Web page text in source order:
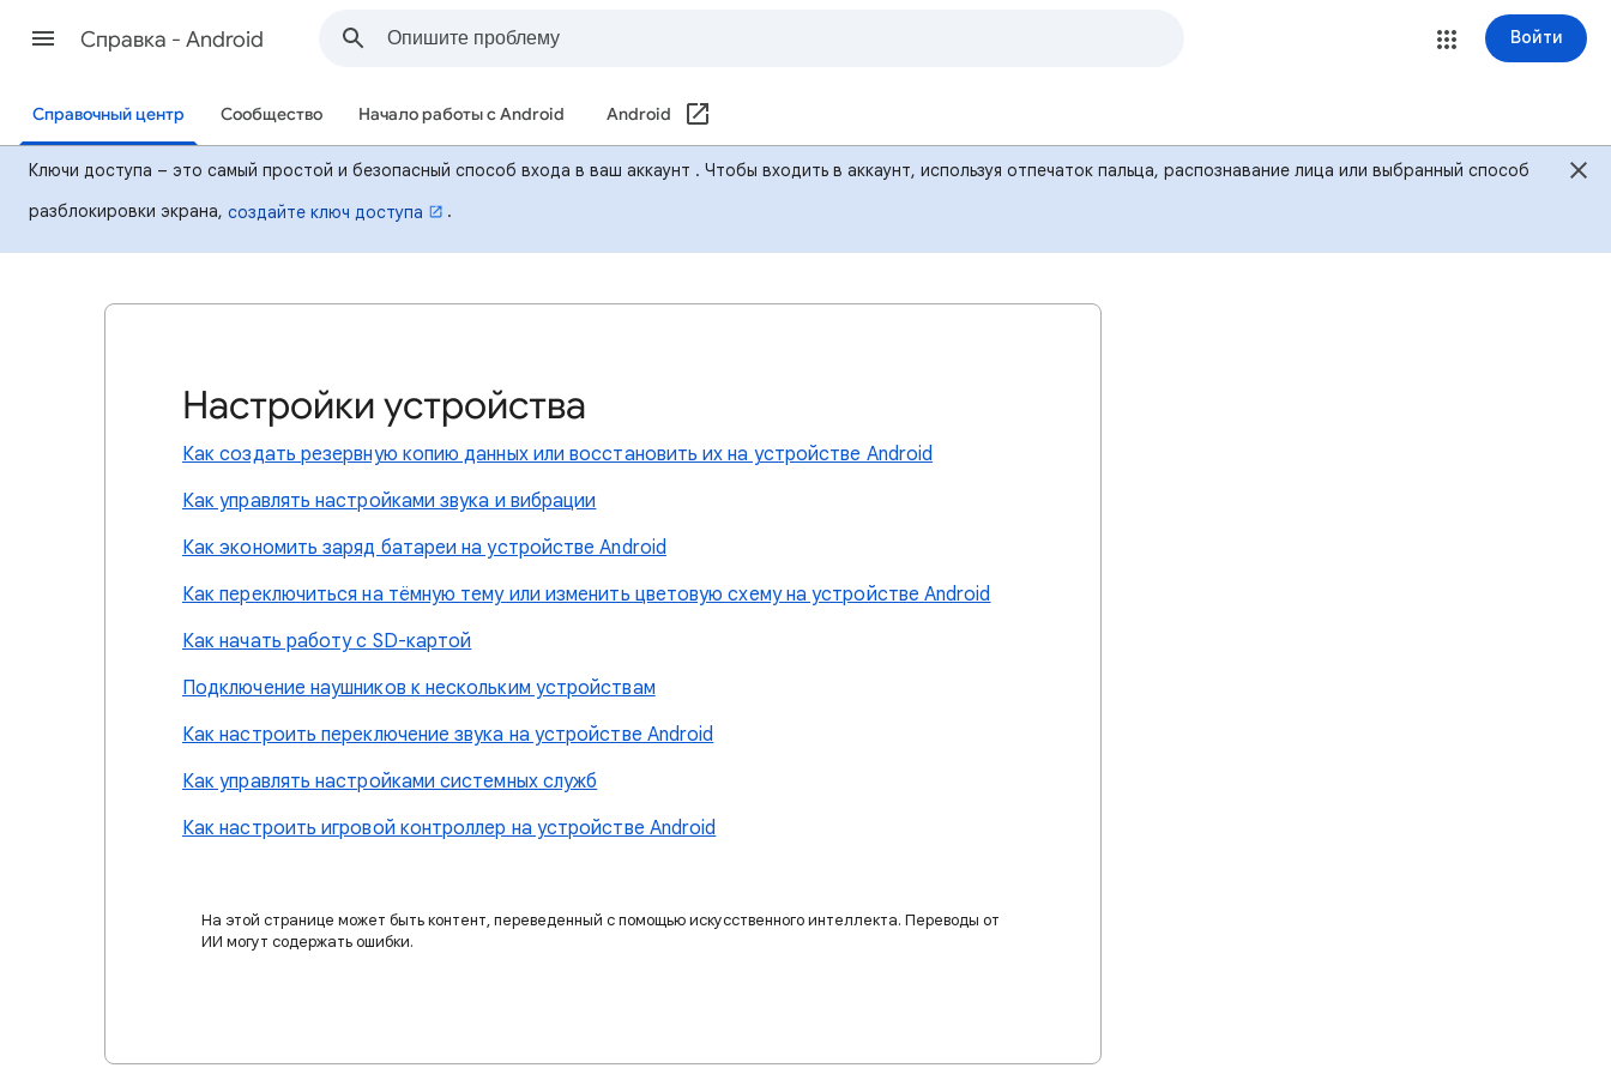
Cправка - Android Войти
Справочный центр Сообщество Начало работы с Android Android
Ключи доступа – это самый простой и безопасный способ входа в ваш аккаунт . Чтобы входить в аккаунт, используя отпечаток пальца, распознавание лица или выбранный способ
разблокировки экрана, создайте ключ доступа .
Настройки устройства
Как создать резервную копию данных или восстановить их на устройстве Android
Как управлять настройками звука и вибрации
Как экономить заряд батареи на устройстве Android
Как переключиться на тёмную тему или изменить цветовую схему на устройстве Android
Как начать работу с SD-картой
Подключение наушников к нескольким устройствам
Как настроить переключение звука на устройстве Android
Как управлять настройками системных служб
Как настроить игровой контроллер на устройстве Android
На этой странице может быть контент, переведенный с помощью искусственного интеллекта. Переводы от
ИИ могут содержать ошибки.